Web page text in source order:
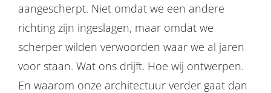
aangescherpt. Niet omdat we een andere
richting zijn ingeslagen, maar omdat we
scherper wilden verwoorden waar we al jaren
voor staan. Wat ons drijft. Hoe wij ontwerpen.
En waarom onze architectuur verder gaat dan